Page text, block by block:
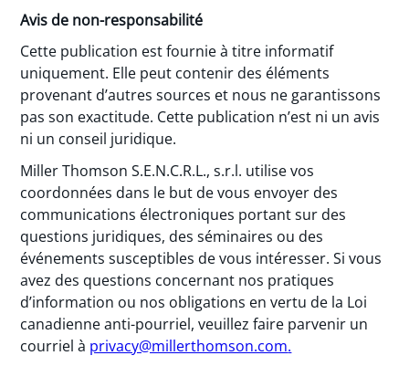
Avis de non-responsabilité
Cette publication est fournie à titre informatif
uniquement. Elle peut contenir des éléments
provenant d’autres sources et nous ne garantissons
pas son exactitude. Cette publication n’est ni un avis
ni un conseil juridique.
Miller Thomson S.E.N.C.R.L., s.r.l. utilise vos
coordonnées dans le but de vous envoyer des
communications électroniques portant sur des
questions juridiques, des séminaires ou des
événements susceptibles de vous intéresser. Si vous
avez des questions concernant nos pratiques
d’information ou nos obligations en vertu de la Loi
canadienne anti-pourriel, veuillez faire parvenir un
courriel à privacy@millerthomson.com.